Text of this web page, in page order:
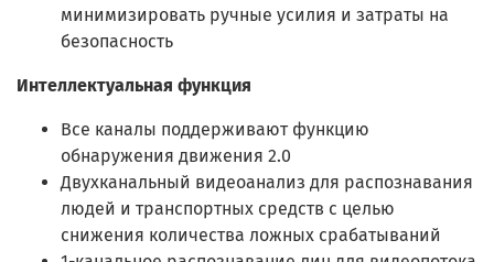
минимизировать ручные усилия и затраты на
безопасность
Интеллектуальная функция
Все каналы поддерживают функцию
обнаружения движения 2.0
Двухканальный видеоанализ для распознавания
людей и транспортных средств с целью
снижения количества ложных срабатываний